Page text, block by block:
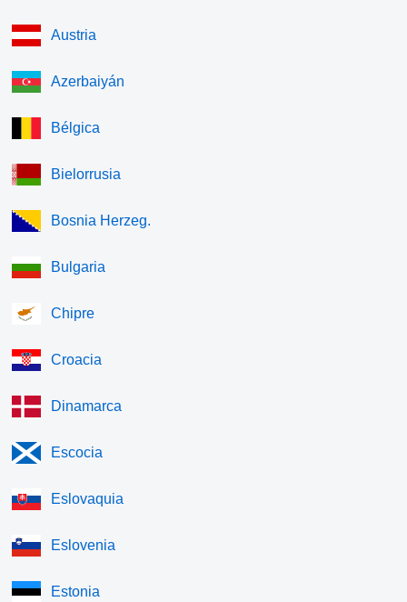
Austria
Azerbaiyán
Bélgica
Bielorrusia
Bosnia Herzeg.
Bulgaria
Chipre
Croacia
Dinamarca
Escocia
Eslovaquia
Eslovenia
Estonia